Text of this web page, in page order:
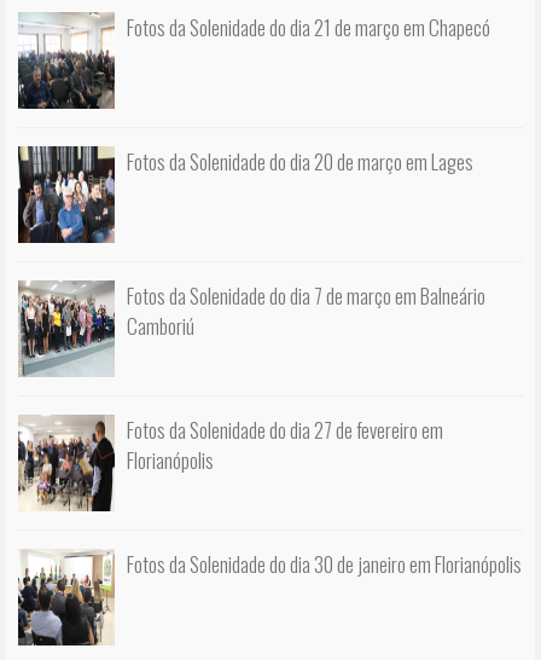
Fotos da Solenidade do dia 21 de março em Chapecó
Fotos da Solenidade do dia 20 de março em Lages
Fotos da Solenidade do dia 7 de março em Balneário
Camboriú
Fotos da Solenidade do dia 27 de fevereiro em
Florianópolis
Fotos da Solenidade do dia 30 de janeiro em Florianópolis